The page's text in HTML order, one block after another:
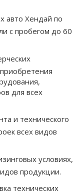
авто Хендай по
с пробегом до 60
для всех
и технического
всех видов
условиях,
продукции.
технических